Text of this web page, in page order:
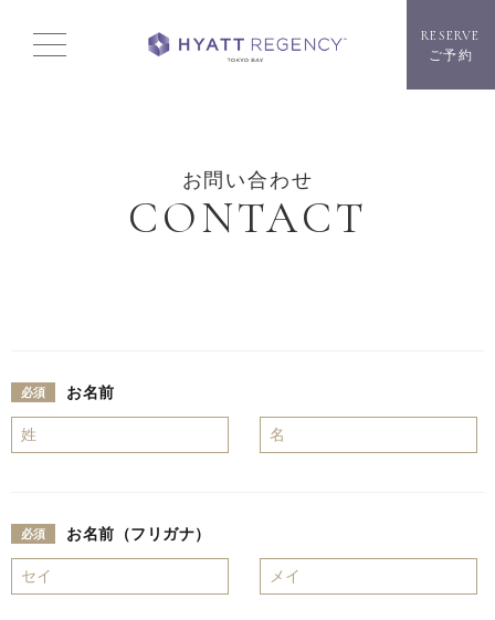
RESERVE
ご予約
お問い合わせ
CONTACT
お名前
お名前（フリガナ）